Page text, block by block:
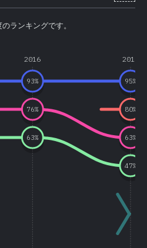
ランキングです。
2016 2017
93% 95%
76%
63%
80%
63%
47%